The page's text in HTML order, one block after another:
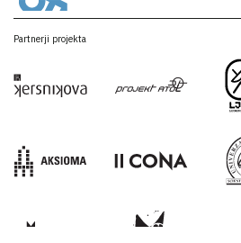
Partnerji projekta